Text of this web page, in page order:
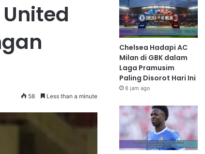
58 Less than a minute
Chelsea Hadapi AC
Milan di GBK dalam
Laga Pramusim
Paling Disorot Hari Ini
8 jam ago